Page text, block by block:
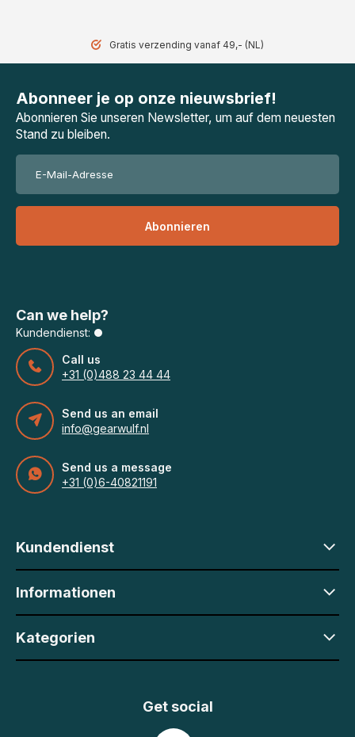
Gratis verzending vanaf 49,- (NL)
Abonneer je op onze nieuwsbrief!
Abonnieren Sie unseren Newsletter, um auf dem neuesten
Stand zu bleiben.
Abonnieren
Can we help?
Kundendienst:
Call us
+31 (0)488 23 44 44
Send us an email
info@gearwulf.nl
Send us a message
+31 (0)6-40821191
Kundendienst
Informationen
Kategorien
Get social